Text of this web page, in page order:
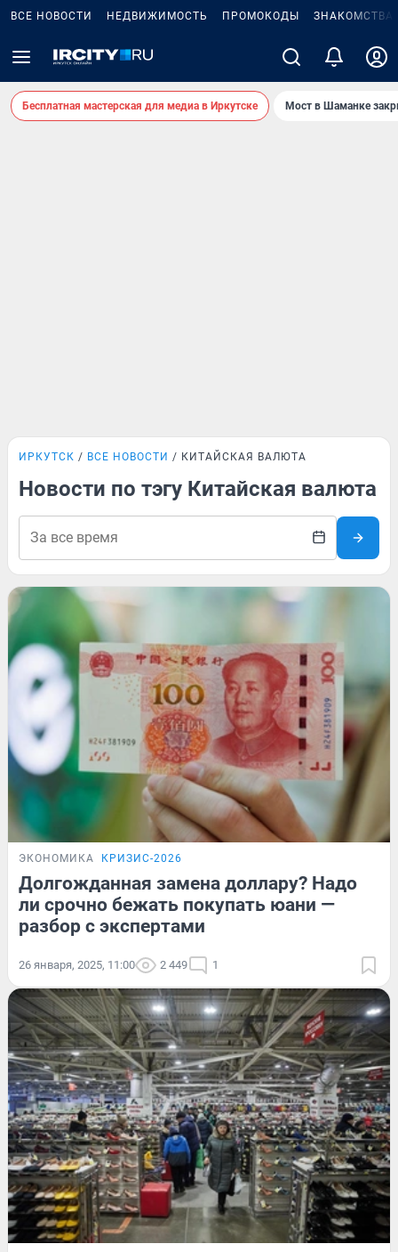
ВСЕ НОВОСТИ НЕДВИЖИМОСТЬ ПРОМОКОДЫ ЗНАКОМСТВА
Бесплатная мастерская для медиа в Иркутске Мост в Шаманке
ИРКУТСК ВСЕ НОВОСТИ КИТАЙСКАЯ ВАЛЮТА
Новости по тэгу Китайская валюта
ЭКОНОМИКА КРИЗИС-2026
Долгожданная замена доллару? Надо
ли срочно бежать покупать юани —
разбор с экспертами
26 января, 2025, 11:00 2 449 1